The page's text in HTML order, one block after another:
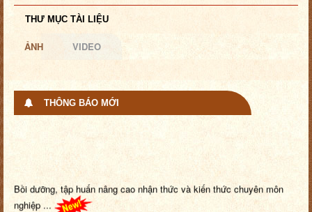
THƯ MỤC TÀI LIỆU
ẢNH VIDEO
THÔNG BÁO MỚI
Bồi dưỡng, tập huấn nâng cao nhận thức và kiến thức chuyên môn
nghiệp ...